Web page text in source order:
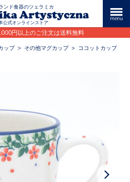
ンド食器のツェラミカ
公式オンラインストア
円以上のご注文は送料無料
ップ> その他マグカップ>
ココットカップ